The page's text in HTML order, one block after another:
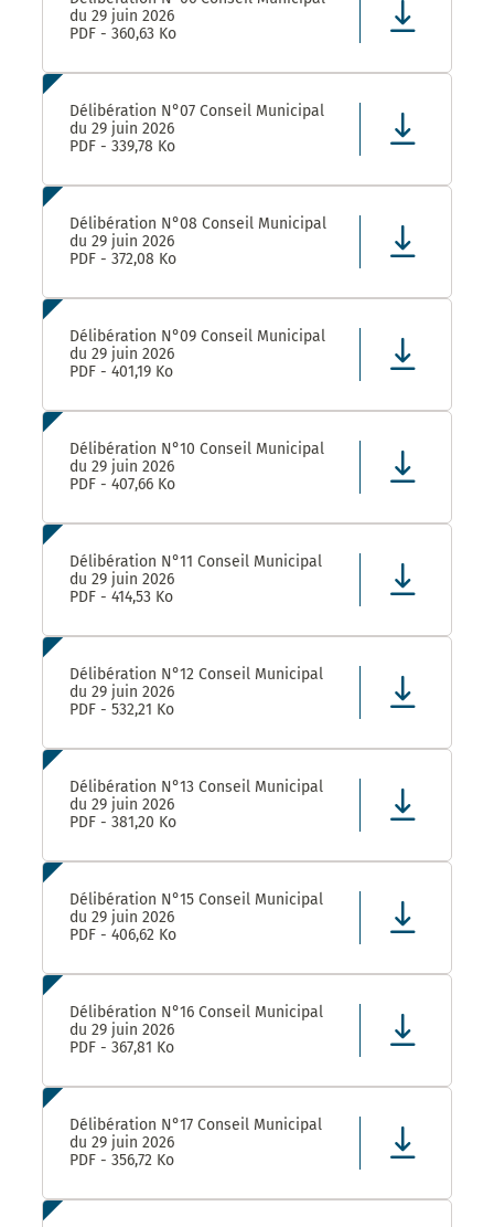
du 29 juin 2026
PDF - 360,63 Ko
Délibération N°07 Conseil Municipal
du 29 juin 2026
PDF - 339,78 Ko
Délibération N°08 Conseil Municipal
du 29 juin 2026
PDF - 372,08 Ko
Délibération N°09 Conseil Municipal
du 29 juin 2026
PDF - 401,19 Ko
Délibération N°10 Conseil Municipal
du 29 juin 2026
PDF - 407,66 Ko
Délibération N°11 Conseil Municipal
du 29 juin 2026
PDF - 414,53 Ko
Délibération N°12 Conseil Municipal
du 29 juin 2026
PDF - 532,21 Ko
Délibération N°13 Conseil Municipal
du 29 juin 2026
PDF - 381,20 Ko
Délibération N°15 Conseil Municipal
du 29 juin 2026
PDF - 406,62 Ko
Délibération N°16 Conseil Municipal
du 29 juin 2026
PDF - 367,81 Ko
Délibération N°17 Conseil Municipal
du 29 juin 2026
PDF - 356,72 Ko